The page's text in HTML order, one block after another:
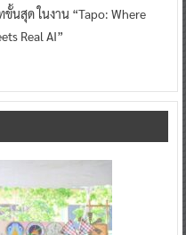
นสุด ในงาน “Tapo: Where
Real AI”